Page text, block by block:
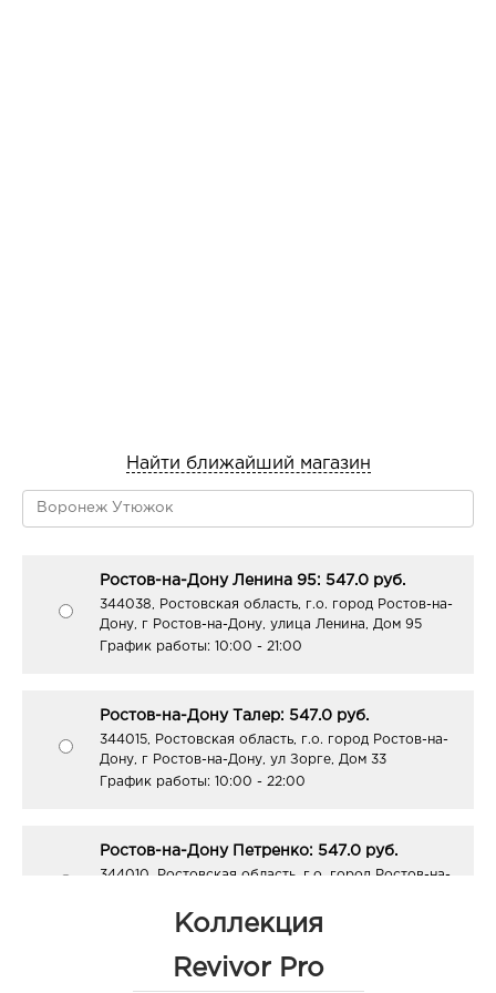
Найти ближайший магазин
Ростов-на-Дону Ленина 95: 547.0 руб.
344038, Ростовская область, г.о. город Ростов-на-
Дону, г Ростов-на-Дону, улица Ленина, Дом 95
График работы: 10:00 - 21:00
Ростов-на-Дону Талер: 547.0 руб.
344015, Ростовская область, г.о. город Ростов-на-
Дону, г Ростов-на-Дону, ул Зорге, Дом 33
График работы: 10:00 - 22:00
Ростов-на-Дону Петренко: 547.0 руб.
344010, Ростовская область, г.о. город Ростов-на-
График работы:10:00 - 22:00
Коллекция
Revivor Pro